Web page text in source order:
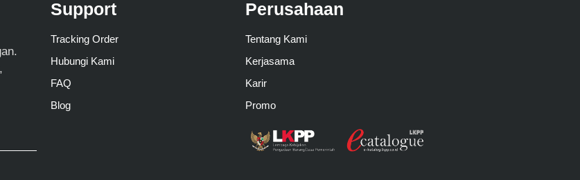
Support
Tracking Order
Hubungi Kami
FAQ
Blog
Perusahaan
Tentang Kami
Kerjasama
Karir
Promo